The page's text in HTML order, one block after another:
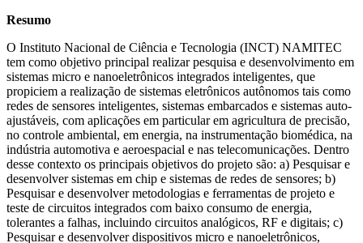
Resumo
O Instituto Nacional de Ciência e Tecnologia (INCT) NAMITEC
tem como objetivo principal realizar pesquisa e desenvolvimento em
sistemas micro e nanoeletrônicos integrados inteligentes, que
propiciem a realização de sistemas eletrônicos autônomos tais como
redes de sensores inteligentes, sistemas embarcados e sistemas auto-
ajustáveis, com aplicações em particular em agricultura de precisão,
no controle ambiental, em energia, na instrumentação biomédica, na
indústria automotiva e aeroespacial e nas telecomunicações. Dentro
desse contexto os principais objetivos do projeto são: a) Pesquisar e
desenvolver sistemas em chip e sistemas de redes de sensores; b)
Pesquisar e desenvolver metodologias e ferramentas de projeto e
teste de circuitos integrados com baixo consumo de energia,
tolerantes a falhas, incluindo circuitos analógicos, RF e digitais; c)
Pesquisar e desenvolver dispositivos micro e nanoeletrônicos,